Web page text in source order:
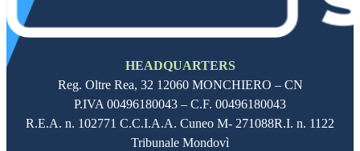
HEADQUARTERS
Reg. Oltre Rea, 32 12060 MONCHIERO – CN
P.IVA 00496180043 – C.F. 00496180043
R.E.A. n. 102771 C.C.I.A.A. Cuneo M- 271088R.I. n. 1122
Tribunale Mondovì